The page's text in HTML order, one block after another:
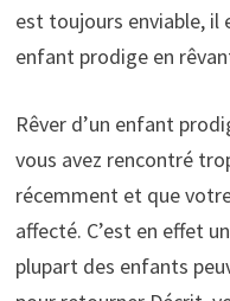
est toujours enviable, il
enfant prodige en
Rêver d’un enfant
vous avez rencontré
récemment et que
affecté. C’est en effet
plupart des enfants